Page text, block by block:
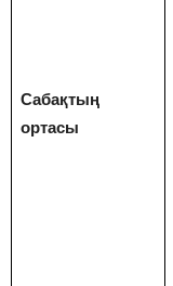
Сабақтың
ортасы